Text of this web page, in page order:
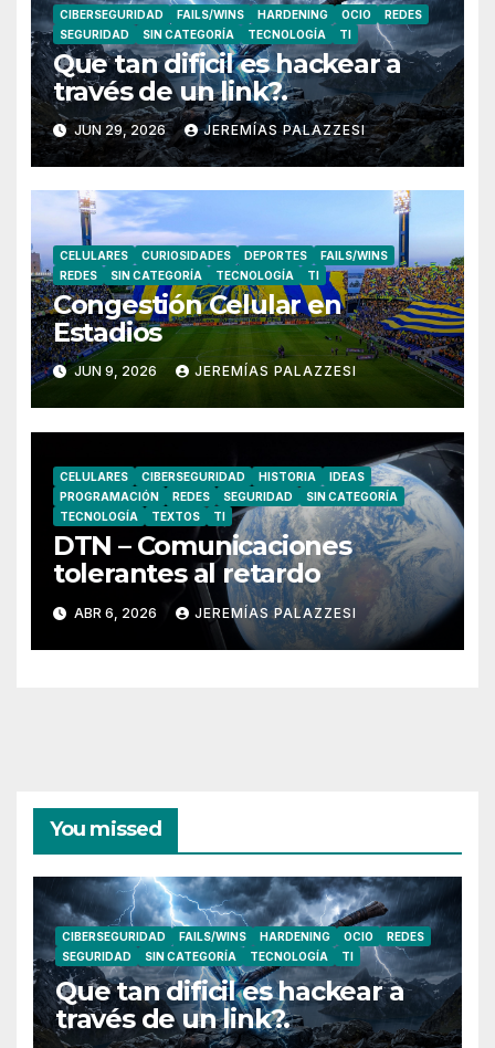
CIBERSEGURIDAD FAILS/WINS HARDENING OCIO
REDES
SEGURIDAD
SIN CATEGORÍA TECNOLOGÍA TI
Que tan dificil es hackear a
través de un link?.
JUN 29, 2026 JEREMÍAS PALAZZESI
CELULARES CURIOSIDADES DEPORTES
FAILS/WINS
REDES
SIN CATEGORÍA TECNOLOGÍA TI
Congestión Celular en
Estadios
JUN 9, 2026 JEREMÍAS PALAZZESI
CELULARES CIBERSEGURIDAD HISTORIA
IDEAS
PROGRAMACIÓN
REDES SEGURIDAD
SIN CATEGORÍA
TECNOLOGÍA
TEXTOS TI
DTN – Comunicaciones
tolerantes al retardo
ABR 6, 2026 JEREMÍAS PALAZZESI
You missed
CIBERSEGURIDAD FAILS/WINS HARDENING OCIO
REDES
SEGURIDAD
SIN CATEGORÍA TECNOLOGÍA TI
Que tan dificil es hackear a
través de un link?.